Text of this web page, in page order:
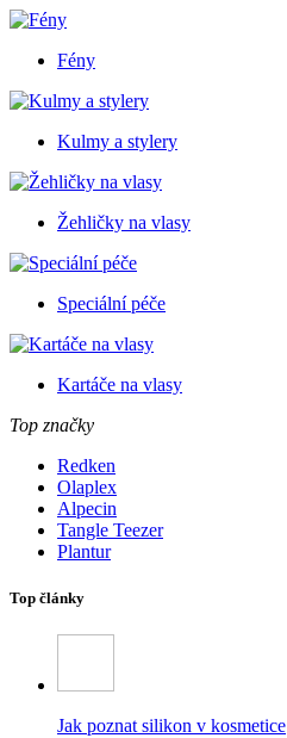
Fény
Kulmy a stylery
Žehličky na vlasy
Speciální péče
Kartáče na vlasy
Top značky
Redken
Olaplex
Alpecin
Tangle Teezer
Plantur
Top články
Jak poznat silikon v kosmetice